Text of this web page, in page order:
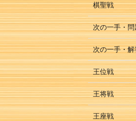
棋聖戦
次の一手・問
次の一手・解
王位戦
王将戦
王座戦